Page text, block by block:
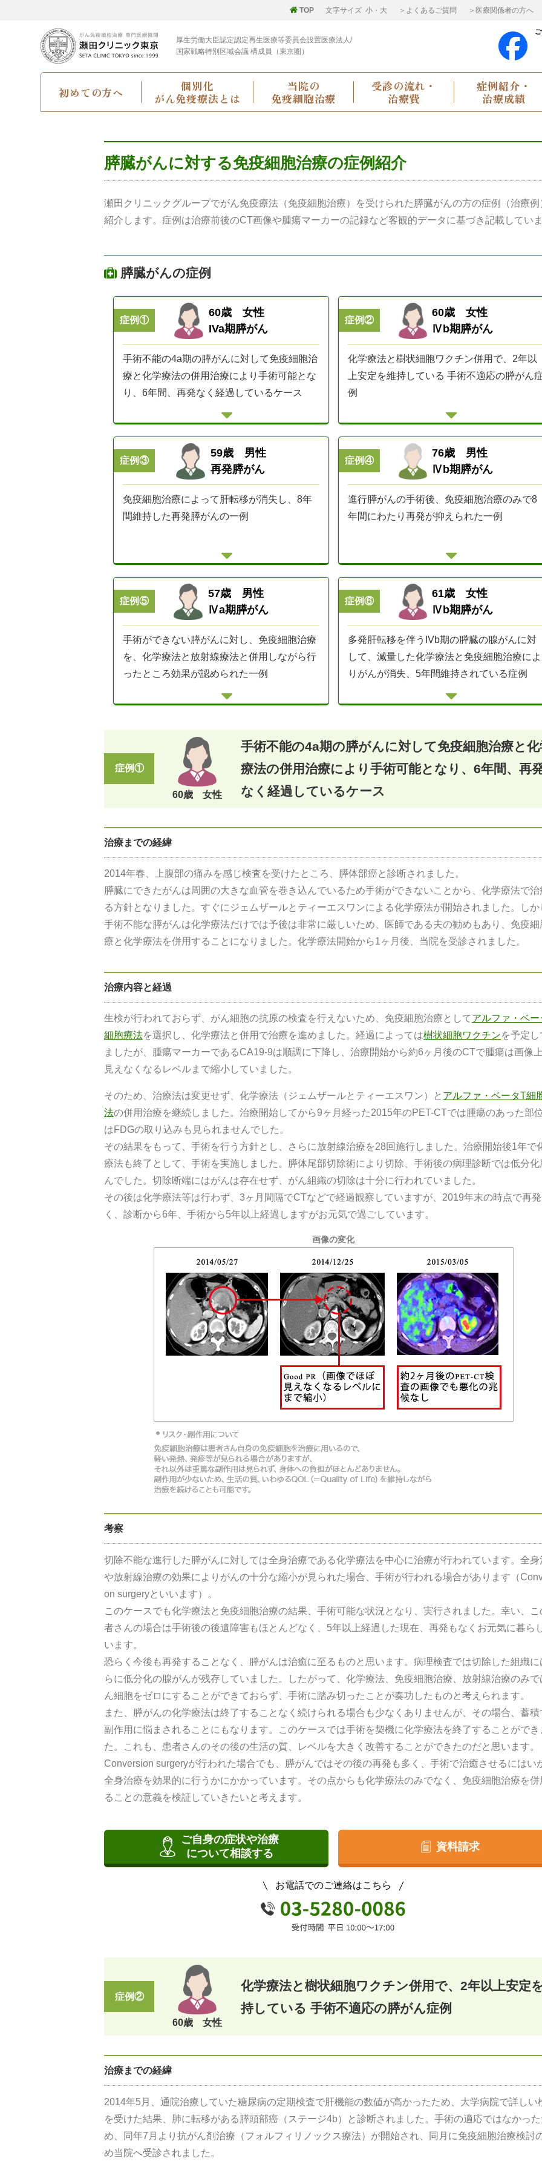
TOP 文字サイズ 小 ・ 大 ＞よくあるご質問 ＞医療関係者の方へ
厚生労働大臣認定認定再生医療等委員会設置医療法人/
国家戦略特別区域会議 構成員（東京圏）
初めての方へ
個別化
がん免疫療法とは
当院の
免疫細胞治療
受診の流れ・
治療費
症例紹介・
治療成績
膵臓がんに対する免疫細胞治療の症例紹介
瀬田クリニックグループでがん免疫療法（免疫細胞治療）を受けられた膵臓がんの方の症例（治療例
紹介します。症例は治療前後のCT画像や腫瘍マーカーの記録など客観的データに基づき記載してい
膵臓がんの症例
症例①
60歳 女性
IVa期膵がん
手術不能の4a期の膵がんに対して免疫細胞治
療と化学療法の併用治療により手術可能とな
り、6年間、再発なく経過しているケース
症例②
60歳 女性
Ⅳb期膵がん
化学療法と樹状細胞ワクチン併用で、2年以
上安定を維持している 手術不適応の膵がん
例
症例③
59歳 男性
再発膵がん
免疫細胞治療によって肝転移が消失し、8年
間維持した再発膵がんの一例
症例④
76歳 男性
Ⅳb期膵がん
進行膵がんの手術後、免疫細胞治療のみで8
年間にわたり再発が抑えられた一例
症例⑤
57歳 男性
Ⅳa期膵がん
手術ができない膵がんに対し、免疫細胞治療
を、化学療法と放射線療法と併用しながら行
ったところ効果が認められた一例
症例⑥
61歳 女性
Ⅳb期膵がん
多発肝転移を伴うIVb期の膵臓の腺がんに対
して、減量した化学療法と免疫細胞治療によ
りがんが消失、5年間維持されている症例
症例①
60歳 女性
手術不能の4a期の膵がんに対して免疫細胞治療と化
療法の併用治療により手術可能となり、6年間、再
なく経過しているケース
治療までの経緯
2014年春、上腹部の痛みを感じ検査を受けたところ、膵体部癌と診断されました。
膵臓にできたがんは周囲の大きな血管を巻き込んでいるため手術ができないことから、化学療法で治
る方針となりました。すぐにジェムザールとティーエスワンによる化学療法が開始されました。しか
手術不能な膵がんは化学療法だけでは予後は非常に厳しいため、医師である夫の勧めもあり、免疫細
療と化学療法を併用することになりました。化学療法開始から1ヶ月後、当院を受診されました。
治療内容と経過
生検が行われておらず、がん細胞の抗原の検査を行えないため、免疫細胞治療としてアルファ・ベー
細胞療法を選択し、化学療法と併用で治療を進めました。経過によっては樹状細胞ワクチンを予定し
ましたが、腫瘍マーカーであるCA19-9は順調に下降し、治療開始から約6ヶ月後のCTで腫瘍は画像
見えなくなるレベルまで縮小していました。
そのため、治療法は変更せず、化学療法（ジェムザールとティーエスワン）と アルファ・ベータT細
法の併用治療を継続しました。治療開始してから9ヶ月経った2015年のPET-CTでは腫瘍のあった部
はFDGの取り込みも見られませんでした。
その結果をもって、手術を行う方針とし、さらに放射線治療を28回施行しました。治療開始後1年で
療法も終了として、手術を実施しました。膵体尾部切除術により切除、手術後の病理診断では低分化
んでした。切除断端にはがんは存在せず、がん組織の切除は十分に行われていました。
その後は化学療法等は行わず、3ヶ月間隔でCTなどで経過観察していますが、2019年末の時点で再
く、診断から6年、手術から5年以上経過しますがお元気で過ごしています。
画像の変化
考察
切除不能な進行した膵がんに対しては全身治療である化学療法を中心に治療が行われています。全身
や放射線治療の効果によりがんの十分な縮小が見られた場合、手術が行われる場合があります（
on surgeryといいます）。
このケースでも化学療法と免疫細胞治療の結果、手術可能な状況となり、実行されました。幸い、こ
者さんの場合は手術後の後遺障害もほとんどなく、5年以上経過した現在、再発もなくお元気に暮ら
います。
恐らく今後も再発することなく、膵がんは治癒に至るものと思います。病理検査では切除した組織に
らに低分化の腺がんが残存していました。したがって、化学療法、免疫細胞治療、放射線治療のみで
ん細胞をゼロにすることができておらず、手術に踏み切ったことが奏功したものと考えられます。
また、膵がんの化学療法は終了することなく続けられる場合も少なくありませんが、その場合、蓄積
副作用に悩まされることにもなります。このケースでは手術を契機に化学療法を終了することができ
た。これも、患者さんのその後の生活の質、レベルを大きく改善することができたのだと思います。
Conversion surgeryが行われた場合でも、膵がんではその後の再発も多く、手術で治癒させるにはい
全身治療を効果的に行うかにかかっています。その点からも化学療法のみでなく、免疫細胞治療を併
ることの意義を検証していきたいと考えます。
ご自身の症状や治療
について相談する
資料請求
お電話でのご連絡はこちら
症例②
60歳 女性
化学療法と樹状細胞ワクチン併用で、2年以上安定
持している 手術不適応の膵がん症例
治療までの経緯
2014年5月、通院治療していた糖尿病の定期検査で肝機能の数値が高かったため、大学病院で詳しい
を受けた結果、肺に転移がある膵頭部癌（ステージ4b）と診断されました。手術の適応ではなかっ
め、同年7月より抗がん剤治療（フォルフィリノックス療法）が開始され、同月に免疫細胞治療検討
め当院へ受診されました。